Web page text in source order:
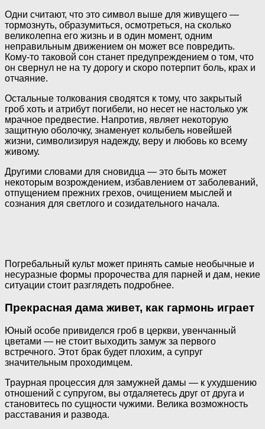
Одни считают, что это символ выше для живущего —
тормознуть, образумиться, осмотреться, на сколько
великолепна его жизнь и в один момент, одним
неправильным движением он может все повредить.
Кому-то таковой сон станет предупреждением о том, что
он свернул не на ту дорогу и скоро потерпит боль, крах и
отчаяние.
Остальные толкования сводятся к тому, что закрытый
гроб хоть и атрибут погибели, но несет не настолько уж
мрачное предвестие. Напротив, являет некоторую
защитную оболочку, знаменует колыбель новейшей
жизни, символизируя надежду, веру и любовь ко всему
живому.
Другими словами для сновидца — это быть может
некоторым возрождением, избавлением от заболеваний,
отпущением прежних грехов, очищением мыслей и
сознания для светлого и созидательного начала.
Погребальный культ может принять самые необычные и
несуразные формы пророчества для парней и дам, некие
ситуации стоит разглядеть подробнее.
Прекрасная дама живет, как гармонь играет
Юный особе привиделся гроб в церкви, увенчанный
цветами — не стоит выходить замуж за первого
встречного. Этот брак будет плохим, а супруг
значительным проходимцем.
Траурная процессия для замужней дамы — к ухудшению
отношений с супругом, вы отдаляетесь друг от друга и
становитесь по сущности чужими. Велика возможность
расставания и развода.